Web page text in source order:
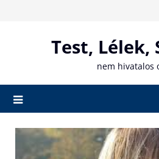
Test, Lélek,
nem hivatalos